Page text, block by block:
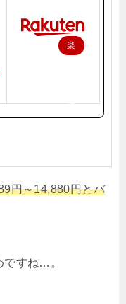
楽
購
円～14,880円とバ
ですね…。